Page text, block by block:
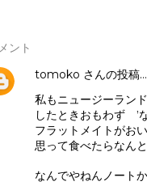
ント
tomoko さんの投稿…
私もニュージーラン
したときおもわず ’
フラットメイトがお
思って食べたらなん
なんでやねんノート